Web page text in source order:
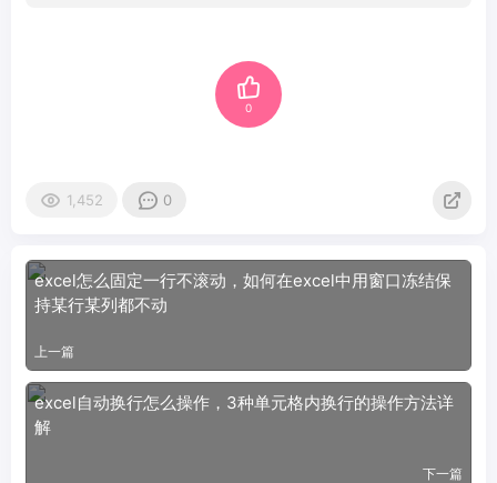
0
1,452 0
excel怎么固定一行不滚动，如何在excel中用窗口冻结保
持某行某列都不动
上一篇
excel自动换行怎么操作，3种单元格内换行的操作方法详
解
下一篇